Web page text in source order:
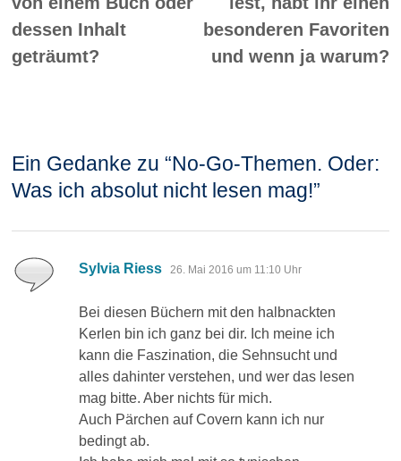
dessen Inhalt
geträumt?
besonderen Favoriten
und wenn ja warum?
Ein Gedanke zu “No-Go-Themen. Oder:
Was ich absolut nicht lesen mag!”
Sylvia Riess sagt:
26. Mai 2016 um 11:10 Uhr
Bei diesen Büchern mit den halbnackten
Kerlen bin ich ganz bei dir. Ich meine ich
kann die Faszination, die Sehnsucht und
alles dahinter verstehen, und wer das lesen
mag bitte. Aber nichts für mich.
Auch Pärchen auf Covern kann ich nur
bedingt ab.